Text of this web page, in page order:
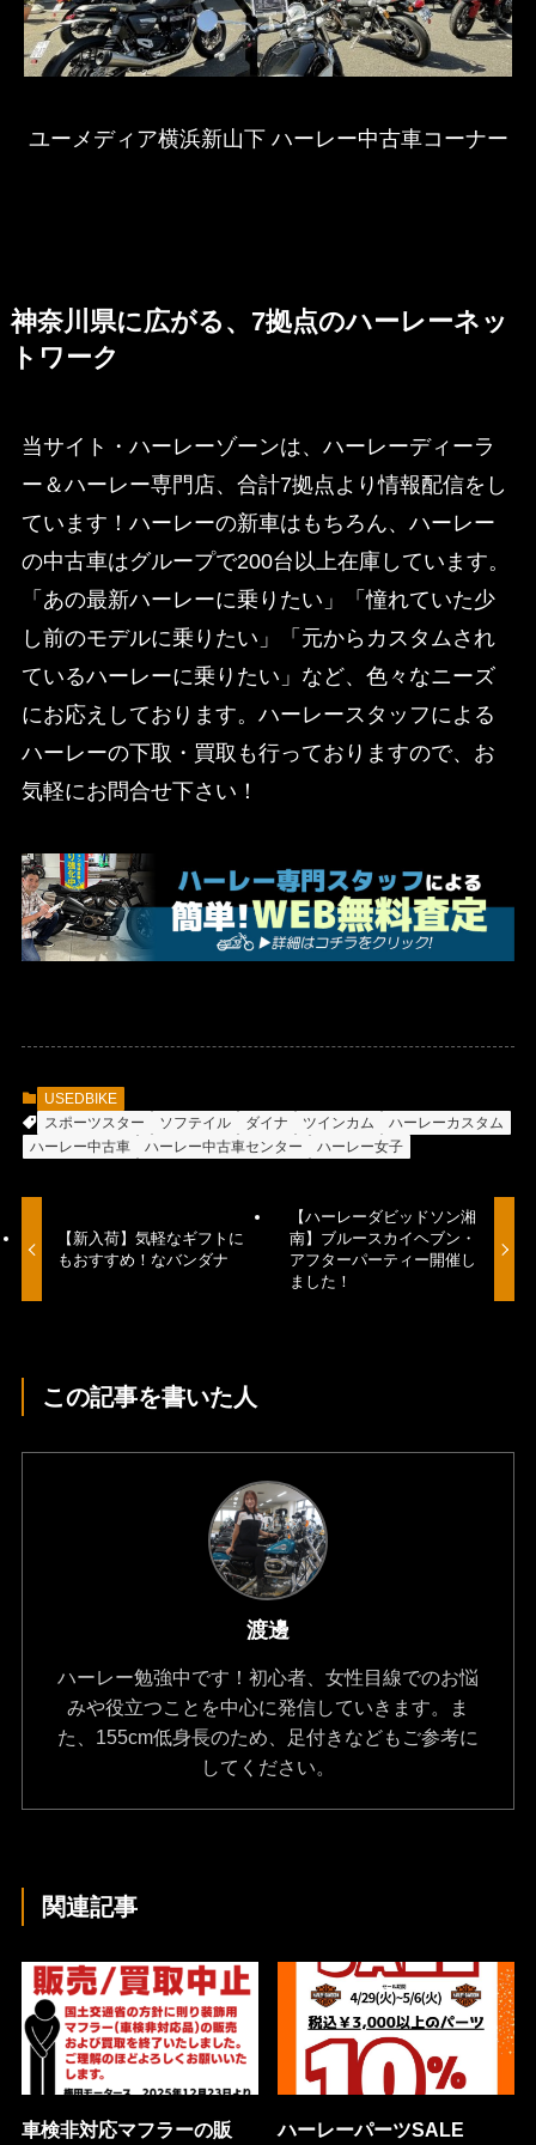
ユーメディア横浜新山下 ハーレー中古車コーナー
神奈川県に広がる、7拠点のハーレーネッ
トワーク
当サイト・ハーレーゾーンは、ハーレーディーラ
ー＆ハーレー専門店、合計7拠点より情報配信をし
ています！ハーレーの新車はもちろん、ハーレー
の中古車はグループで200台以上在庫しています。
「あの最新ハーレーに乗りたい」「憧れていた少
し前のモデルに乗りたい」「元からカスタムされ
ているハーレーに乗りたい」など、色々なニーズ
にお応えしております。ハーレースタッフによる
ハーレーの下取・買取も行っておりますので、お
気軽にお問合せ下さい！
USEDBIKE
スポーツスター
ソフテイル ダイナ ツインカム
ハーレーカスタム
ハーレー中古車
ハーレー中古車センター ハーレー女子
【新入荷】気軽なギフトに
もおすすめ！なバンダナ
【ハーレーダビッドソン湘
南】ブルースカイヘブン・
アフターパーティー開催し
ました！
この記事を書いた人
渡邊
ハーレー勉強中です！初心者、女性目線でのお悩
みや役立つことを中心に発信していきます。ま
た、155cm低身長のため、足付きなどもご参考に
してください。
関連記事
車検非対応マフラーの販 ハーレーパーツSALE